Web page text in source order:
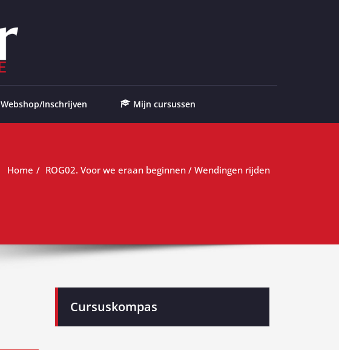
Webshop/Inschrijven Mijn cursussen
Home ROG02. Voor we eraan beginnen / Wendingen rijden
Cursuskompas